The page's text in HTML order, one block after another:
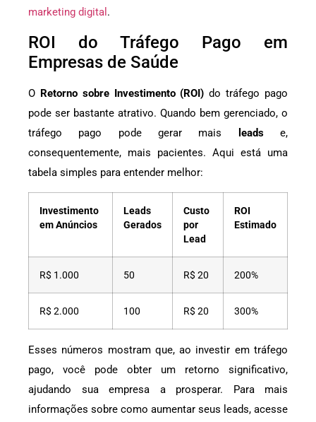
marketing digital .
ROI do Tráfego Pago em
Empresas de Saúde
O Retorno sobre Investimento (ROI) do tráfego pago
pode ser bastante atrativo. Quando bem gerenciado, o
tráfego pago pode gerar mais
leadse,
consequentemente, mais pacientes. Aqui está uma
tabela simples para entender melhor:
Investimento
em Anúncios
Leads
Gerados
Custo
por
Lead
ROI
Estimado
R$ 1.000 50 R$ 20 200%
R$ 2.000 100 R$ 20 300%
Esses números mostram que, ao investir em tráfego
pago, você pode obter um retorno significativo,
ajudando sua empresa a prosperar. Para mais
informações sobre como aumentar seus leads, acesse